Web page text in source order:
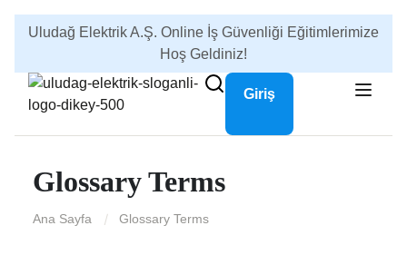
Uludağ Elektrik A.Ş. Online İş Güvenliği Eğitimlerimize
Hoş Geldiniz!
Giriş
Glossary Terms
Ana Sayfa Glossary Terms